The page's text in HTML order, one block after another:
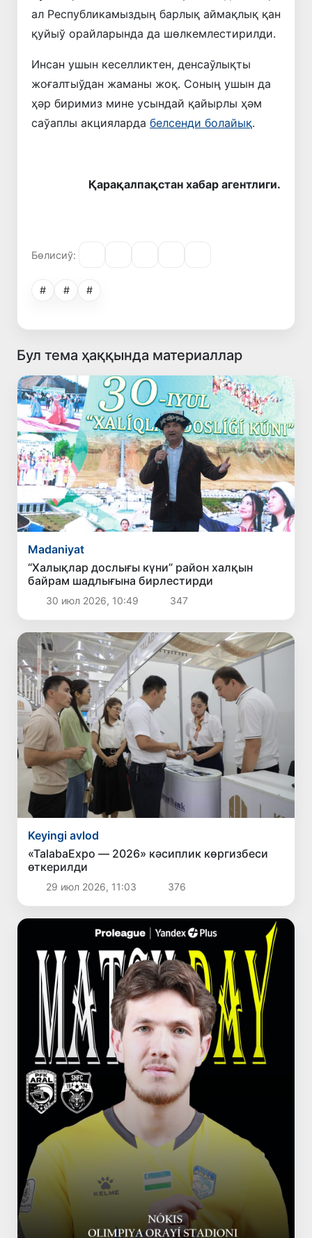
ал Республикамыздың барлық аймақлық қан
қуйыў орайларында да шөлкемлестирилди.
Инсан ушын кеселликтен, денсаўлықты
жоғалтыўдан жаманы жоқ. Соның ушын да
ҳәр биримиз мине усындай қайырлы ҳәм
саўаплы акцияларда белсенди болайық.
Қарақалпақстан хабар агентлиги.
Бөлисиў:
# # #
Бул тема ҳаққында материаллар
Madaniyat
“Халықлар дослығы күни” район халқын
байрам шадлығына бирлестирди
30 июл 2026, 10:49 347
Keyingi avlod
«TalabaExpo — 2026» кәсиплик көргизбеси
өткерилди
29 июл 2026, 11:03 376